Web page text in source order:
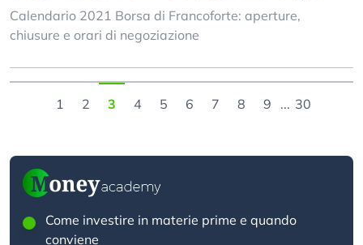
Calendario 2021 Borsa di Francoforte: aperture,
chiusure e orari di negoziazione
1 2 3 4 5 6 7 8 9 ... 30
Come investire in materie prime e quando
conviene